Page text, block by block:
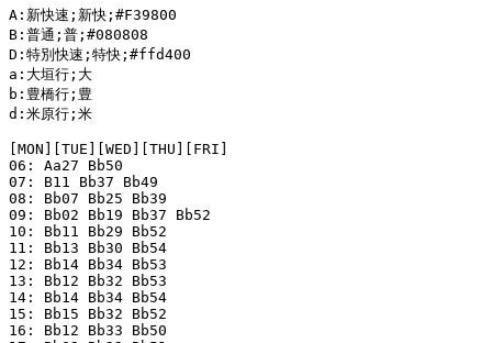
A:新快速;新快;#F39800
B:普通;普;#080808
D:特別快速;特快;#ffd400
a:大垣行;大
b:豊橋行;豊
d:米原行;米
[MON][TUE][WED][THU][FRI]
06: Aa27 Bb50
07: B11 Bb37 Bb49
08: Bb07 Bb25 Bb39
09: Bb02 Bb19 Bb37 Bb52
10: Bb11 Bb29 Bb52
11: Bb13 Bb30 Bb54
12: Bb14 Bb34 Bb53
13: Bb12 Bb32 Bb53
14: Bb14 Bb34 Bb54
15: Bb15 Bb32 Bb52
16: Bb12 Bb33 Bb50